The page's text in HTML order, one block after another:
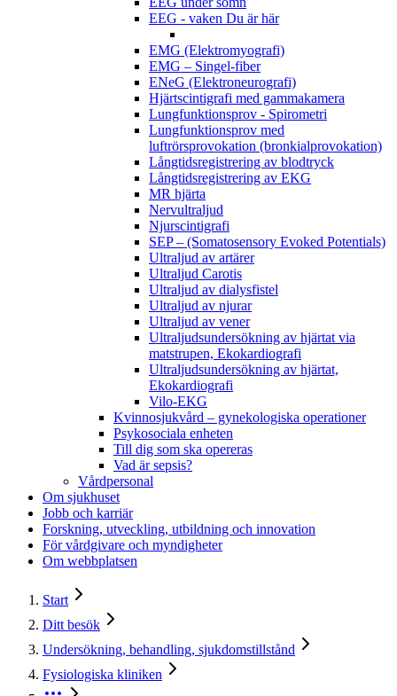
EEG - vaken Du är här
EMG (Elektromyografi)
EMG – Singel-fiber
ENeG (Elektroneurografi)
Hjärtscintigrafi med gammakamera
Lungfunktionsprov - Spirometri
Lungfunktionsprov med
luftrörsprovokation (bronkialprovokation)
Långtidsregistrering av blodtryck
Långtidsregistrering av EKG
MR hjärta
Nervultraljud
Njurscintigrafi
SEP – (Somatosensory Evoked Potentials)
Ultraljud av artärer
Ultraljud Carotis
Ultraljud av dialysfistel
Ultraljud av njurar
Ultraljud av vener
Ultraljudsundersökning av hjärtat via
matstrupen, Ekokardiografi
Ultraljudsundersökning av hjärtat,
Ekokardiografi
Vilo-EKG
Kvinnosjukvård – gynekologiska operationer
Psykosociala enheten
Till dig som ska opereras
Vad är sepsis?
Vårdpersonal
Om sjukhuset
Jobb och karriär
Forskning, utveckling, utbildning och innovation
För vårdgivare och myndigheter
Om webbplatsen
Start
Ditt besök
Undersökning, behandling, sjukdomstillstånd
Fysiologiska kliniken